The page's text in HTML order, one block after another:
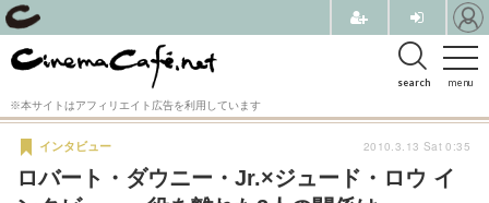
menu
search
※本サイトはアフィリエイト広告を利用しています
ロバート・ダウニー・Jr.×ジュード・ロウ イ
インタビュー 2010.3.13 Sat 0:35